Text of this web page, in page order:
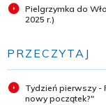
Pielgrzymka do
2025 r.)
PRZECZYTAJ
Tydzień pierwszy -
nowy początek?"